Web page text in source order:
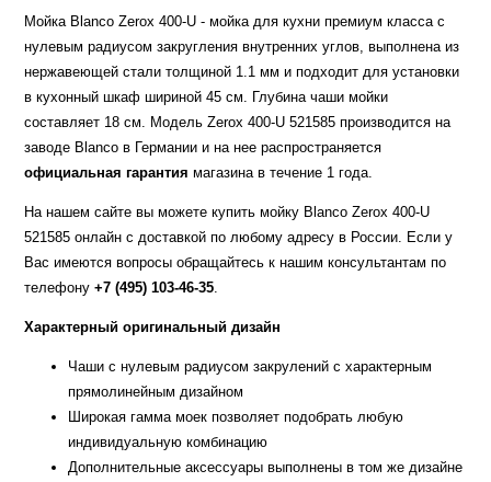
Мойка Blanco Zerox 400-U - мойка для кухни премиум класса с
нулевым радиусом закругления внутренних углов, выполнена из
нержавеющей стали толщиной 1.1 мм и подходит для установки
в кухонный шкаф шириной 45 см. Глубина чаши мойки
составляет 18 см. Модель Zerox 400-U 521585 производится на
заводе Blanco в Германии и на нее распространяется
официальная гарантия магазина в течение 1 года.
На нашем сайте вы можете купить мойку Blanco Zerox 400-U
521585 онлайн с доставкой по любому адресу в России. Если у
Вас имеются вопросы обращайтесь к нашим консультантам по
телефону+7 (495) 103-46-35
Характерный оригинальный дизайн
Чаши с нулевым радиусом закрулений с характерным
прямолинейным дизайном
Широкая гамма моек позволяет подобрать любую
индивидуальную комбинацию
Дополнительные аксессуары выполнены в том же дизайне